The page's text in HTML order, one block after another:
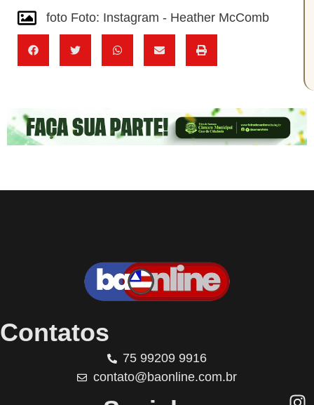
foto Foto: Instagram - Heather McComb
Contatos
75 99209 9916
contato@baonline.com.br